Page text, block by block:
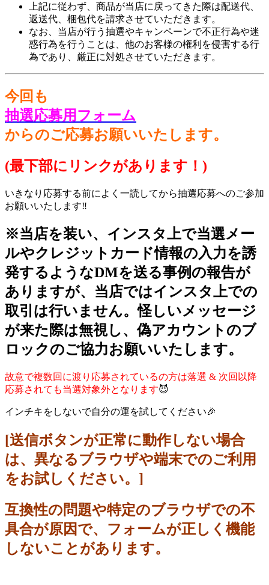
上記に従わず、商品が当店に戻ってきた際は配送代、
返送代、梱包代を請求させていただきます。
なお、当店が行う抽選やキャンペーンで不正行為や迷
惑行為を行うことは、他のお客様の権利を侵害する行
為であり、厳正に対処させていただきます。
今回も
抽選応募用フォーム
からのご応募お願いいたします。
(最下部にリンクがあります！)
いきなり応募する前によく一読してから抽選応募へのご参加
お願いいたします‼️
※当店を装い、インスタ上で当選メー
ルやクレジットカード情報の入力を誘
発するようなDMを送る事例の報告が
ありますが、当店ではインスタ上での
取引は行いません。怪しいメッセージ
が来た際は無視し、偽アカウントのブ
ロックのご協力お願いいたします。
故意で複数回に渡り応募されているの方は落選 & 次回以降
応募されても当選対象外となります😈
インチキをしないで自分の運を試してください🎉
[送信ボタンが正常に動作しない場合
は、異なるブラウザや端末でのご利用
をお試しください。]
互換性の問題や特定のブラウザでの不
具合が原因で、フォームが正しく機能
しないことがあります。